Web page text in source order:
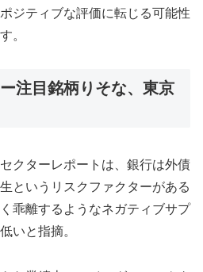
ジティブな評価に転じる可能性
。
注目銘柄りそな、東京
クターレポートは、銀行は外債
というリスクファクターがある
乖離するようなネガティブサプ
いと指摘。